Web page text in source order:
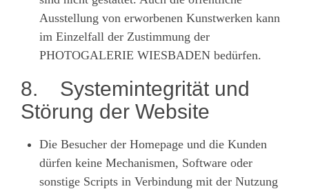
Ausstellung von erworbenen Kunstwerken kann
im Einzelfall der Zustimmung der
PHOTOGALERIE WIESBADEN bedürfen.
8. Systemintegrität und
Störung der Website
Die Besucher der Homepage und die Kunden
dürfen keine Mechanismen, Software oder
sonstige Scripts in Verbindung mit der Nutzung